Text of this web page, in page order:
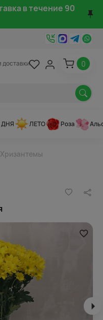
в течение 90
доставки 0
ЛЕТО Роза
Хризантемы